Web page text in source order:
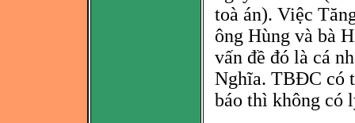
toà án). Việc Tă
ông Hùng và bà
vấn đề đó là cá
Nghĩa. TBĐC có
báo thì không có